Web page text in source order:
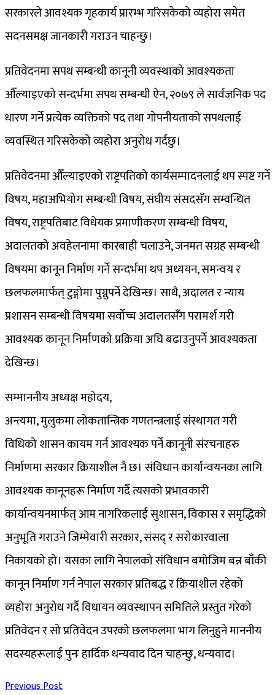
सरकारले आवश्यक गृहकार्य प्रारम्भ गरिसकेको व्यहोरा समेत
सदनसमक्ष जानकारी गराउन चाहन्छु।
प्रतिवेदनमा सपथ सम्बन्धी कानूनी व्यवस्थाको आवश्यकता
औँल्याइएको सन्दर्भमा सपथ सम्बन्धी ऐन, २०७९ ले सार्वजनिक पद
धारण गर्ने प्रत्येक व्यक्तिको पद तथा गोपनीयताको सपथलाई
व्यवस्थित गरिसकेको व्यहोरा अनुरोध गर्दछु।
प्रतिवेदनमा औँल्याइएको राष्ट्रपतिको कार्यसम्पादनलाई थप स्पष्ट गर्ने
विषय, महाअभियोग सम्बन्धी विषय, संघीय संसदसँग सम्वन्धित
विषय, राष्ट्रपतिबाट विधेयक प्रमाणीकरण सम्बन्धी विषय,
अदालतको अवहेलनामा कारबाही चलाउने, जनमत सग्रह सम्बन्धी
विषयमा कानून निर्माण गर्ने सन्दर्भमा थप अध्ययन, समन्वय र
छलफलमार्फत् टुङ्गोमा पुग्नुपर्ने देखिन्छ। साथै, अदालत र न्याय
प्रशासन सम्बन्धी विषयमा सर्वोच्च अदालतसँग परामर्श गरी
आवश्यक कानून निर्माणको प्रक्रिया अघि बढाउनुपर्ने आवश्यकता
देखिन्छ।
सम्माननीय अध्यक्ष महोदय,
अन्त्यमा, मुलुकमा लोकतान्त्रिक गणतन्त्रलाई संस्थागत गरी
विधिको शासन कायम गर्न आवश्यक पर्ने कानूनी संरचनाहरु
निर्माणमा सरकार क्रियाशील नै छ। संविधान कार्यान्वयनका लागि
आवश्यक कानूनहरू निर्माण गर्दै त्यसको प्रभावकारी
कार्यान्वयनमार्फत् आम नागरिकलाई सुशासन, विकास र समृद्धिको
अनुभूति गराउने जिम्मेवारी सरकार, संसद् र सरोकारवाला
निकायको हो। यसका लागि नेपालको संविधान बमोजिम बन्न बाँकी
कानून निर्माण गर्न नेपाल सरकार प्रतिबद्ध र क्रियाशील रहेको
व्यहोरा अनुरोध गर्दै विधायन व्यवस्थापन समितिले प्रस्तुत गरेको
प्रतिवेदन र सो प्रतिवेदन उपरको छलफलमा भाग लिनुहुने माननीय
सदस्यहरूलाई पुनः हार्दिक धन्यवाद दिन चाहन्छु, धन्यवाद।
Previous Post